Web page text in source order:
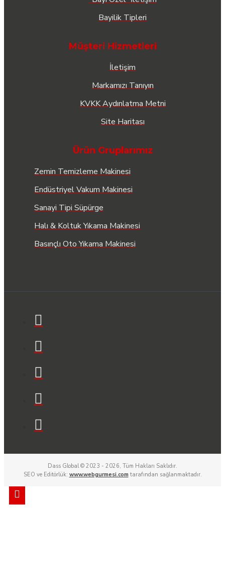
Bayilik Tipleri
Müşteri Hizmetleri
İletişim
Markamızı Tanıyın
KVKK Aydınlatma Metni
Site Haritası
Ürün Gruplarımız
Zemin Temizleme Makinesi
Endüstriyel Vakum Makinesi
Sanayi Tipi Süpürge
Halı & Koltuk Yıkama Makinesi
Basınçlı Oto Yıkama Makinesi
Dass Global © 2023 - 2026, Tüm Hakları Saklıdır.
SEO ve Editörlük: www.webgurmesi.com tarafından sağlanmaktadır.